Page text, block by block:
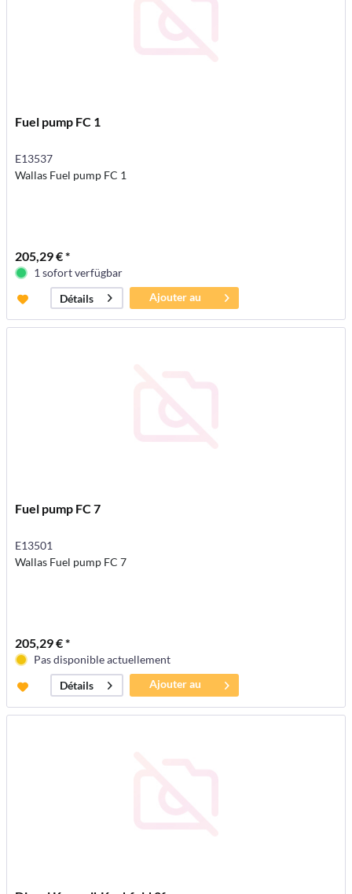
Fuel pump FC 1
E13537
Wallas Fuel pump FC 1
205,29 € *
1 sofort verfügbar
Détails
Ajouter au
panier
Fuel pump FC 7
E13501
Wallas Fuel pump FC 7
205,29 € *
Pas disponible actuellement
Détails
Ajouter au
panier